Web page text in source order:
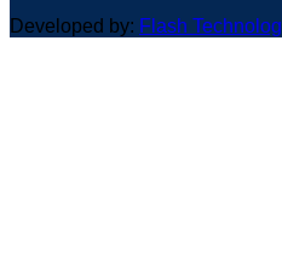
Developed by: Flash